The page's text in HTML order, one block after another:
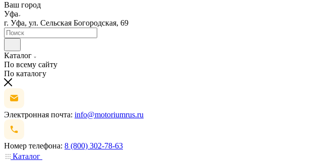
Ваш город
Уфа
г. Уфа, ул. Сельская Богородская, 69
Каталог
По всему сайту
По каталогу
Электронная почта: info@motoriumrus.ru
Номер телефона: 8 (800) 302-78-63
Каталог